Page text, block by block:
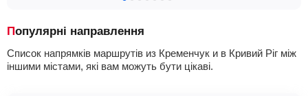
Популярні направлення
Список напрямків маршрутів из Кременчук и в Кривий Ріг між
іншими містами, які вам можуть бути цікаві.